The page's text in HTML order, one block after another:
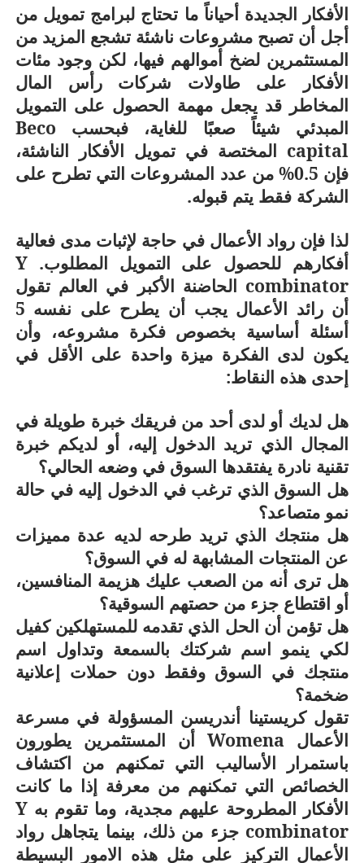
الأفكار الجديدة أحياناً ما تحتاج لبرامج تمويل من
أجل أن تصبح مشروعات ناشئة تشجع المزيد من
المستثمرين لضخ أموالهم فيها، لكن وجود مئات
الأفكار على طاولات شركات رأس المال
المخاطر قد يجعل مهمة الحصول على التمويل
المبدئي شيئاً صعبًا للغاية، فبحسب Beco
capital المختصة في تمويل الأفكار الناشئة،
فإن 0.5% من عدد المشروعات التي تطرح على
الشركة فقط يتم قبوله.
لذا فإن رواد الأعمال في حاجة لإثبات مدى فعالية
أفكارهم للحصول على التمويل المطلوب.Y
combinator الحاضنة الأكبر في العالم تقول
أن رائد الأعمال يجب أن يطرح على نفسه 5
أسئلة أساسية بخصوص فكرة مشروعه، وأن
يكون لدى الفكرة ميزة واحدة على الأقل في
إحدى هذه النقاط:
هل لديك أو لدى أحد من فريقك خبرة طويلة في
المجال الذي تريد الدخول إليه، أو لديكم خبرة
تقنية نادرة يفتقدها السوق في وضعه الحالي؟
هل السوق الذي ترغب في الدخول إليه في حالة
نمو متصاعد؟
هل منتجك الذي تريد طرحه لديه عدة مميزات
عن المنتجات المشابهة له في السوق؟
هل ترى أنه من الصعب عليك هزيمة المنافسين،
أو اقتطاع جزء من حصتهم السوقية؟
هل تؤمن أن الحل الذي تقدمه للمستهلكين كفيل
لكي ينمو اسم شركتك بالسمعة وتداول اسم
منتجك في السوق وفقط دون حملات إعلانية
ضخمة؟
تقول كريستينا أندريسن المسؤولة في مسرعة
الأعمال Womena أن المستثمرين يطورون
باستمرار الأساليب التي تمكنهم من اكتشاف
الخصائص التي تمكنهم من معرفة إذا ما كانت
الأفكار المطروحة عليهم مجدية، وما تقوم بهY
combinator جزء من ذلك، بينما يتجاهل رواد
الأعمال التركيز على مثل هذه الامور البسيطة